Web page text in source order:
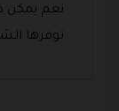
نعم يمكن
توفرها